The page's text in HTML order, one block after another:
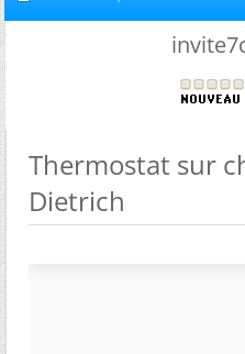
Thermostat sur
Dietrich